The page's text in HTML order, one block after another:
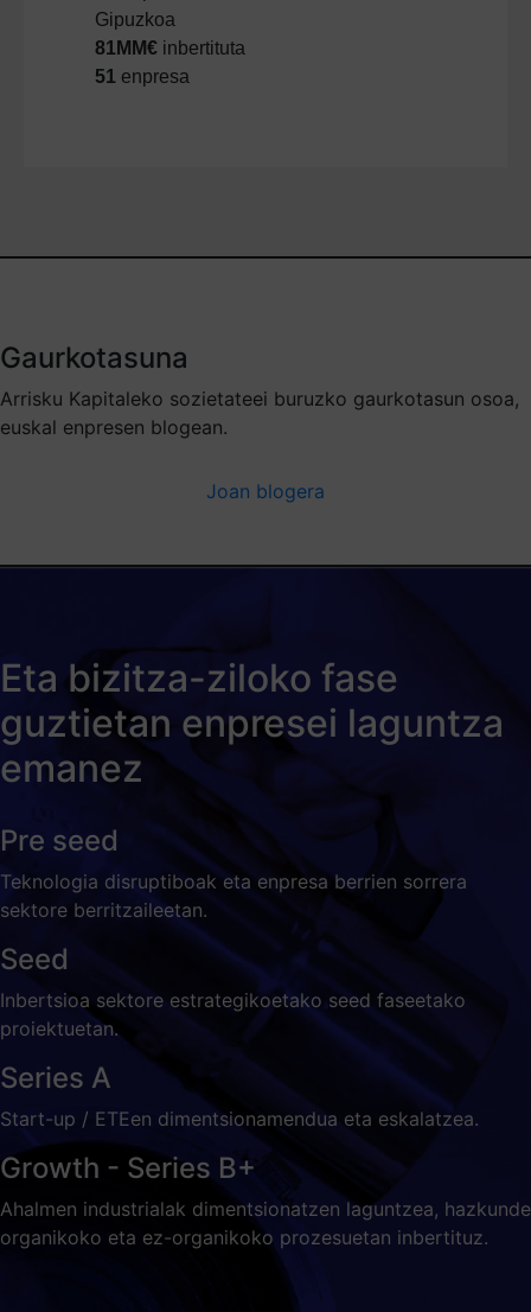
Gipuzkoa
81MM€ inbertituta
51 enpresa
Gaurkotasuna
Arrisku Kapitaleko sozietateei buruzko gaurkotasun osoa,
euskal enpresen blogean.
Joan blogera
Eta bizitza-ziloko fase
guztietan enpresei laguntza
emanez
Pre seed
Teknologia disruptiboak eta enpresa berrien sorrera
sektore berritzaileetan.
Seed
Inbertsioa sektore estrategikoetako seed faseetako
proiektuetan.
Series A
Start-up / ETEen dimentsionamendua eta eskalatzea.
Growth - Series B+
Ahalmen industrialak dimentsionatzen laguntzea, hazkunde
organikoko eta ez-organikoko prozesuetan inbertituz.